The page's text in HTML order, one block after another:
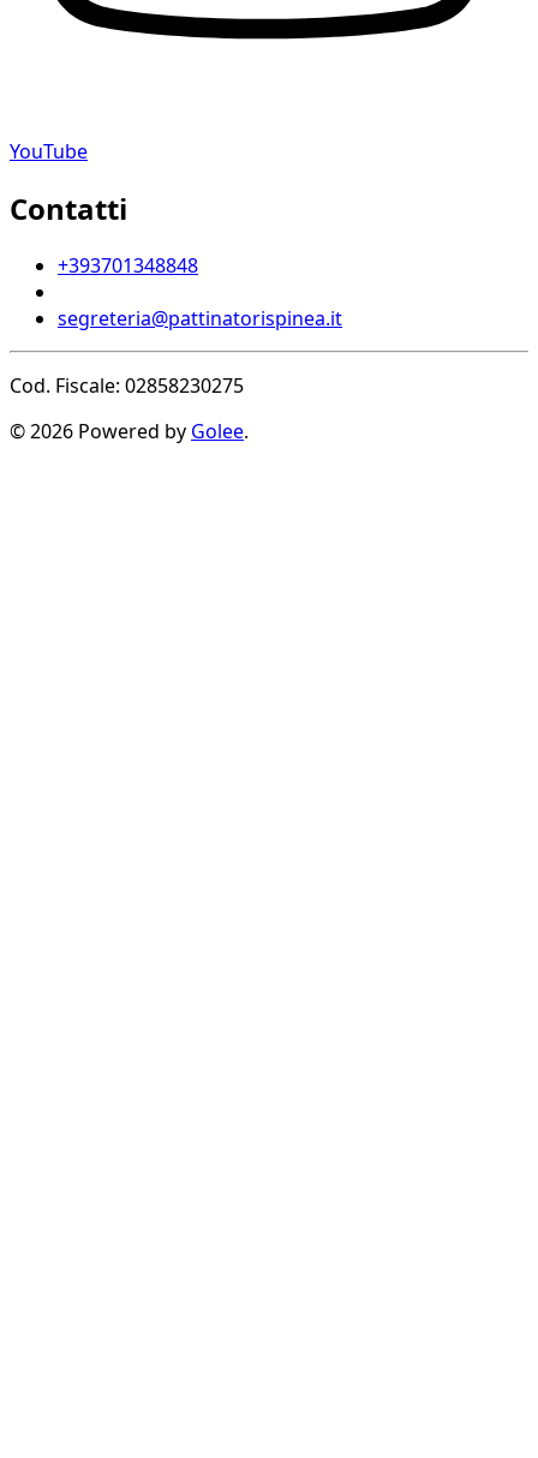
YouTube
Contatti
+393701348848
segreteria@pattinatorispinea.it
Cod. Fiscale: 02858230275
© 2026 Powered by Golee.